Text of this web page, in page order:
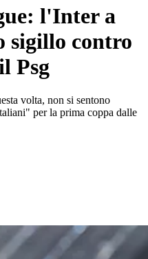
l'Inter a
sigillo contro
Psg
volta, non si sentono
per la prima coppa dalle